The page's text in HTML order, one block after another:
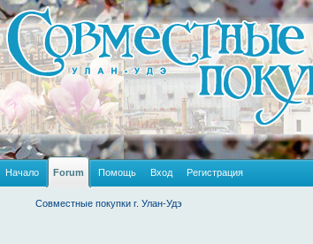
Начало Forum Помощь Вход Регистрация
Совместные покупки г. Улан-Удэ